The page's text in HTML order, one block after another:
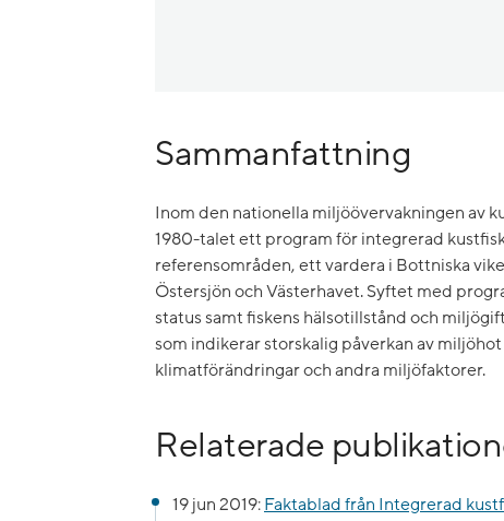
Sammanfattning
Inom den nationella miljöövervakningen av
1980-talet ett program för integrerad
referensområden, ett vardera i Bottniska
Östersjön och Västerhavet. Syftet med
status samt fiskens hälsotillstånd och
som indikerar storskalig påverkan av
klimatförändringar och andra miljöfaktorer.
Relaterade
19 jun 2019: Faktablad från Integrerad